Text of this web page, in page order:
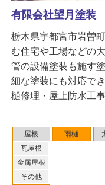
屋根
瓦屋根
金属屋根
その他
雨樋
有限会社望月塗装
栃木県宇都宮市岩曽
む住宅や工場などの
管の設備塗装も施す
細な塗装にも対応で
樋修理・屋上防水工